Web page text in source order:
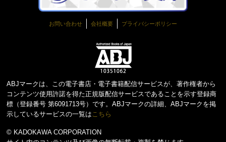
お問い合わせ 会社概要 プライバシーポリシー
ABJマークは、この電子書店・電子書籍配信サービスが、著作権者から
コンテンツ使用許諾を得た正規版配信サービスであることを示す登録商
標（登録番号 第6091713号）です。ABJマークの詳細、ABJマークを掲
示しているサービスの一覧は こちら
© KADOKAWA CORPORATION